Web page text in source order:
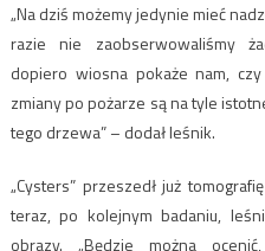
„Na dziś możemy jedynie mieć
razie nie zaobserwowaliśmy
dopiero wiosna pokaże nam,
zmiany po pożarze są na tyle
tego drzewa” – dodał leśnik.
„Cysters” przeszedł już
teraz, po kolejnym badaniu,
obrazy. „Będzie można